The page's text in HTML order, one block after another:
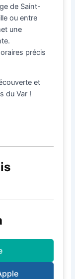
de Saint-
ou entre
une
précis
et
du Var !